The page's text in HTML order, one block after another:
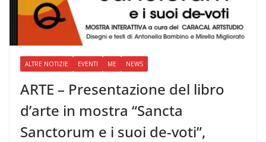
ALTRE NOTIZIE EVENTI ME NEWS
ARTE – Presentazione del libro
d’arte in mostra “Sancta
Sanctorum e i suoi de-voti”,